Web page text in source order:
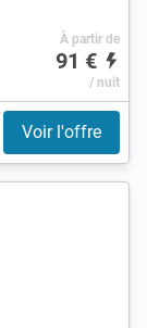
À partir de
91 €
/ nuit
Voir l'offre